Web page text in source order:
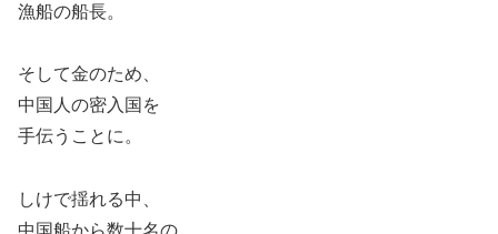
漁船の船長。
そして金のため、
中国人の密入国を
手伝うことに。
しけで揺れる中、